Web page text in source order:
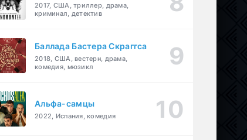
2017, США, триллер, драма,
криминал, детектив
Баллада Бастера Скраггса
2018, США, вестерн, драма,
комедия, мюзикл
Альфа-самцы
2022, Испания, комедия